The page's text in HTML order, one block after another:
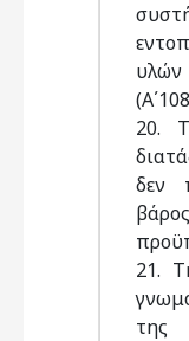
20.
δεν
21.
της